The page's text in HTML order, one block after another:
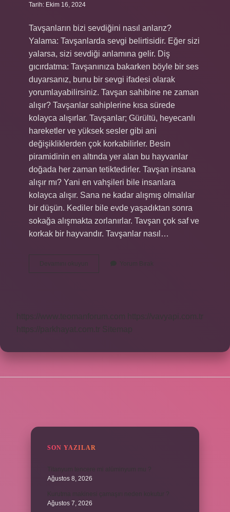
Tarih: Ekim 16, 2024
Tavşanların bizi sevdiğini nasıl anlarız?
Yalama: Tavşanlarda sevgi belirtisidir. Eğer sizi
yalarsa, sizi sevdiği anlamına gelir. Diş
gıcırdatma: Tavşanınıza bakarken böyle bir ses
duyarsanız, bunu bir sevgi ifadesi olarak
yorumlayabilirsiniz. Tavşan sahibine ne zaman
alışır? Tavşanlar sahiplerine kısa sürede
kolayca alışırlar. Tavşanlar; Gürültü, heyecanlı
hareketler ve yüksek sesler gibi ani
değişikliklerden çok korkabilirler. Besin
piramidinin en altında yer alan bu hayvanlar
doğada her zaman tetiktedirler. Tavşan insana
alışır mı? Yani en vahşileri bile insanlara
kolayca alışır. Sana ne kadar alışmış olmalılar
bir düşün. Kediler bile evde yaşadıktan sonra
sokağa alışmakta zorlanırlar. Tavşan çok saf ve
korkak bir hayvandır. Tavşanlar nasıl…
Devamını okuyun
Kendime
Yorum Bırak
https://www.teomanforum.com
https://vavyapi.com.tr
https://parkhayat.com.tr
Sitemap
SON YAZILAR
Ağustos 8, 2026
Ağustos 7, 2026